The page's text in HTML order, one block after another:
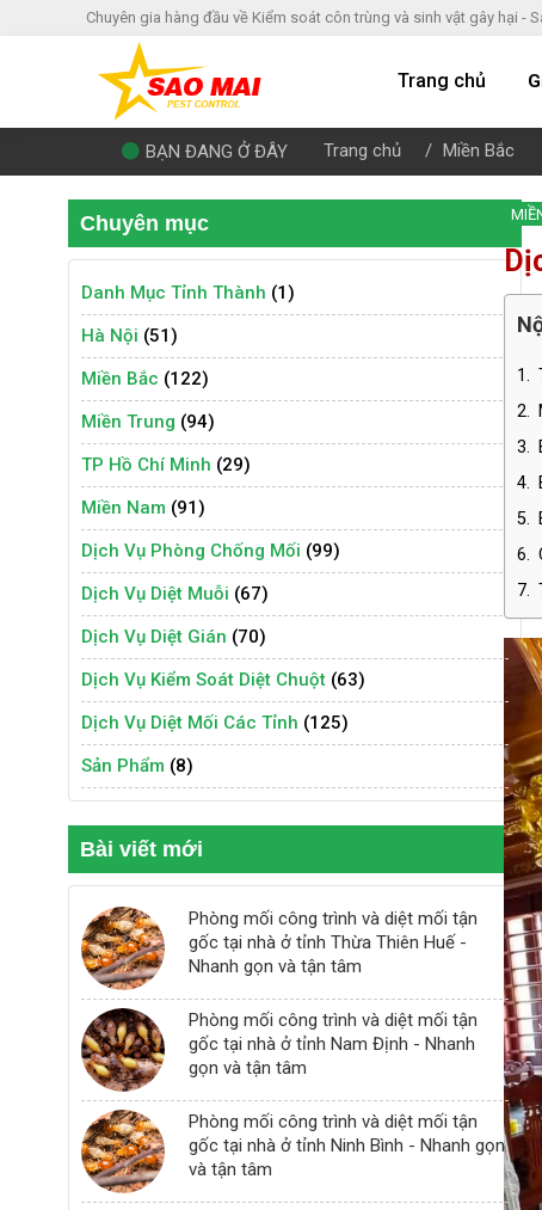
Chuyên gia hàng đầu về Kiểm soát côn trùng và sinh vật gây hại -
Trang chủ
BẠN ĐANG Ở ĐÂY Trang chủ Miền Bắc
Chuyên mục
Danh Mục Tỉnh Thành (1)
Hà Nội (51)
Miền Bắc (122)
Miền Trung (94)
TP Hồ Chí Minh (29)
Miền Nam (91)
Dịch Vụ Phòng Chống Mối (99)
Dịch Vụ Diệt Muỗi (67)
Dịch Vụ Diệt Gián (70)
Dịch Vụ Kiểm Soát Diệt Chuột (63)
Dịch Vụ Diệt Mối Các Tỉnh (125)
Sản Phẩm (8)
Bài viết mới
Phòng mối công trình và diệt mối tận
gốc tại nhà ở tỉnh Thừa Thiên Huế -
Nhanh gọn và tận tâm
Phòng mối công trình và diệt mối tận
gốc tại nhà ở tỉnh Nam Định - Nhanh
gọn và tận tâm
Phòng mối công trình và diệt mối tận
gốc tại nhà ở tỉnh Ninh Bình - Nhanh gọn
và tận tâm
1.
2.
3.
4.
5.
6.
7.